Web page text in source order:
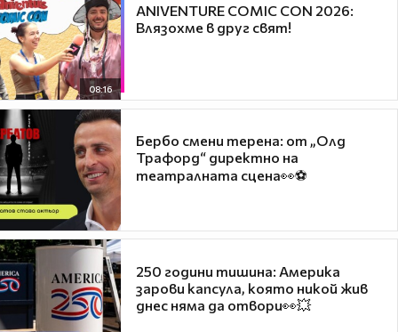
08:16
ANIVENTURE COMIC CON 2026:
Влязохме в друг свят!
Бербо смени терена: от „Олд
Трафорд“ директно на
театралната сцена👀⚽
250 години тишина: Америка
зарови капсула, която никой жив
днес няма да отвори👀💥